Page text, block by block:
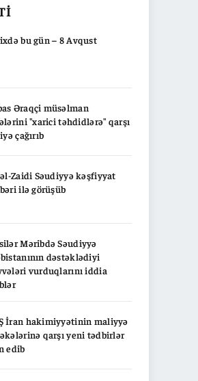
bu gün – 8 Avqust
Əraqçi müsəlman
"xarici təhdidlərə" qarşı
çağırıb
Zaidi Səudiyyə kəşfiyyat
ilə görüşüb
Məribdə Səudiyyə
dəstəklədiyi
vurduqlarını iddia
İran hakimiyyətinin maliyyə
qarşı yeni tədbirlər
edib